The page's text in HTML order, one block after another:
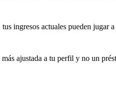
ingresos actuales pueden jugar
ajustada a tu perfil y no un